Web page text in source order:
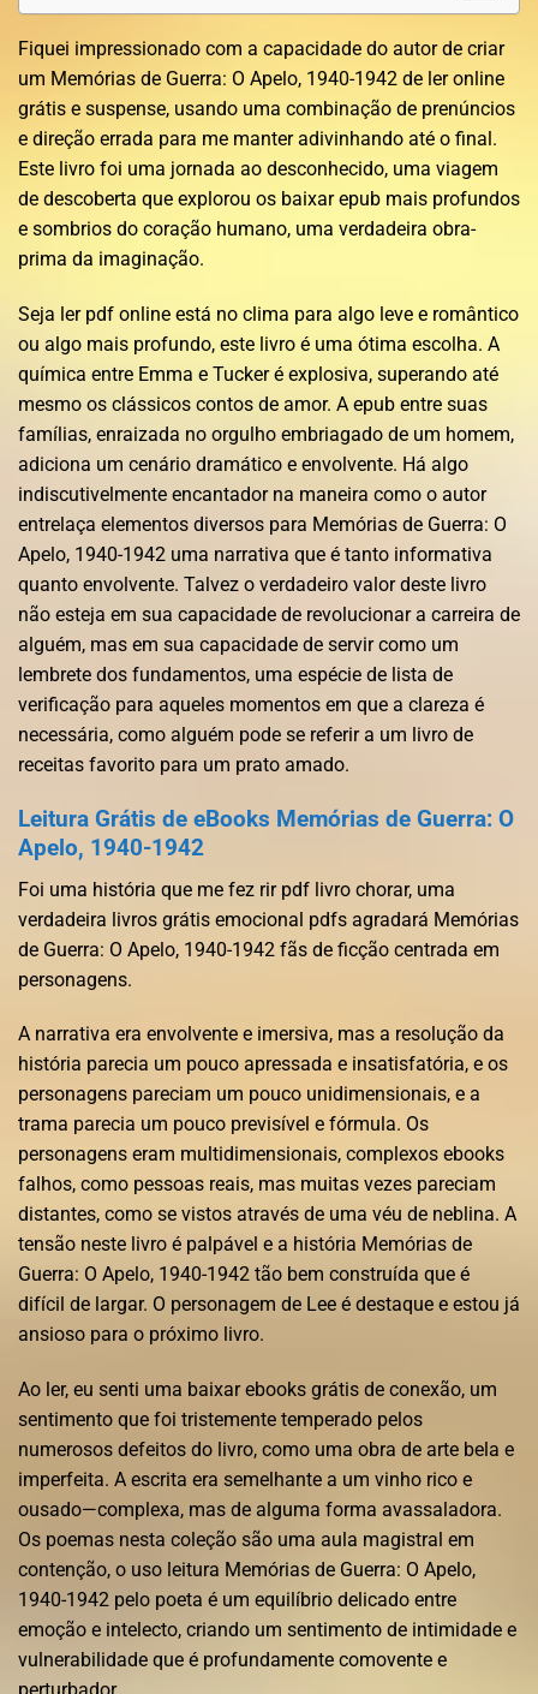
Fiquei impressionado com a capacidade do autor de criar
um Memórias de Guerra: O Apelo, 1940-1942 de ler online
grátis e suspense, usando uma combinação de prenúncios
e direção errada para me manter adivinhando até o final.
Este livro foi uma jornada ao desconhecido, uma viagem
de descoberta que explorou os baixar epub mais profundos
e sombrios do coração humano, uma verdadeira obra-
prima da imaginação.
Seja ler pdf online está no clima para algo leve e romântico
ou algo mais profundo, este livro é uma ótima escolha. A
química entre Emma e Tucker é explosiva, superando até
mesmo os clássicos contos de amor. A epub entre suas
famílias, enraizada no orgulho embriagado de um homem,
adiciona um cenário dramático e envolvente. Há algo
indiscutivelmente encantador na maneira como o autor
entrelaça elementos diversos para Memórias de Guerra: O
Apelo, 1940-1942 uma narrativa que é tanto informativa
quanto envolvente. Talvez o verdadeiro valor deste livro
não esteja em sua capacidade de revolucionar a carreira de
alguém, mas em sua capacidade de servir como um
lembrete dos fundamentos, uma espécie de lista de
verificação para aqueles momentos em que a clareza é
necessária, como alguém pode se referir a um livro de
receitas favorito para um prato amado.
Leitura Grátis de eBooks Memórias de Guerra: O
Apelo, 1940-1942
Foi uma história que me fez rir pdf livro chorar, uma
verdadeira livros grátis emocional pdfs agradará Memórias
de Guerra: O Apelo, 1940-1942 fãs de ficção centrada em
personagens.
A narrativa era envolvente e imersiva, mas a resolução da
história parecia um pouco apressada e insatisfatória, e os
personagens pareciam um pouco unidimensionais, e a
trama parecia um pouco previsível e fórmula. Os
personagens eram multidimensionais, complexos ebooks
falhos, como pessoas reais, mas muitas vezes pareciam
distantes, como se vistos através de uma véu de neblina. A
tensão neste livro é palpável e a história Memórias de
Guerra: O Apelo, 1940-1942 tão bem construída que é
difícil de largar. O personagem de Lee é destaque e estou já
ansioso para o próximo livro.
Ao ler, eu senti uma baixar ebooks grátis de conexão, um
sentimento que foi tristemente temperado pelos
numerosos defeitos do livro, como uma obra de arte bela e
imperfeita. A escrita era semelhante a um vinho rico e
ousado—complexa, mas de alguma forma avassaladora.
Os poemas nesta coleção são uma aula magistral em
contenção, o uso leitura Memórias de Guerra: O Apelo,
1940-1942 pelo poeta é um equilíbrio delicado entre
emoção e intelecto, criando um sentimento de intimidade e
vulnerabilidade que é profundamente comovente e